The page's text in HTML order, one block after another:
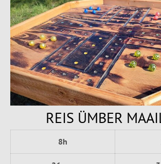
REIS ÜMBER
8h